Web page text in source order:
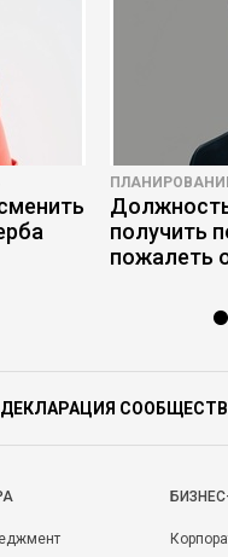
получить
пожалеть
ДЕКЛАРАЦИЯ